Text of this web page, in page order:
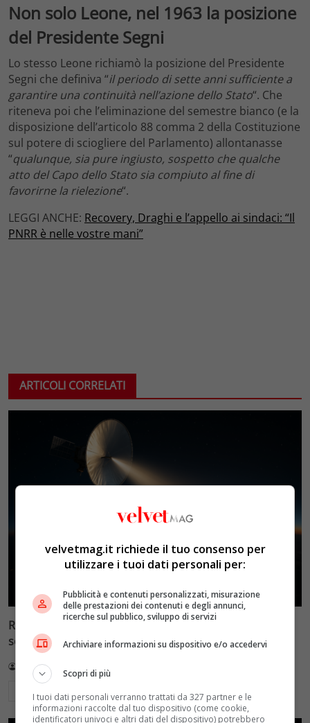
Non solo Leone, nel 1963 la posizione
del Presidente Segni
Lo stesso Leone richiamò la posizione del Presidente
Segni che definiva “il periodo di sette anni sufficiente a
garantire una continuità nell’azione dello Stato“. Che
riteneva poi che l’eliminazione del semestre bianco (e la
disposizione dell’articolo 88 comma 2 della Costituzione
sul potere di sciogliere del Parlamento) allontanasse
“qualunque, sia pure ingiusto, sospetto che qualche
atto del Capo dello Stato sia compiuto al fine di
favorirne la rielezione“.
LEGGI ANCHE: Recovery, Draghi e l’appello ai sindaci: “Il
PNRR è nelle vostre mani”
ARTICOLI CORRELATI
Reflect Orbital: gli specchi spaziali che promettono il
sole di notte (per 5mila dollari l’ora)
Redazione VelvetMAG
Leggi di più
velvetmag.it richiede il tuo consenso per
utilizzare i tuoi dati personali per:
Pubblicità e contenuti personalizzati, misurazione
delle prestazioni dei contenuti e degli annunci,
ricerche sul pubblico, sviluppo di servizi
Archiviare informazioni su dispositivo e/o accedervi
Scopri di più
I tuoi dati personali verranno trattati da 327 partner e le
informazioni raccolte dal tuo dispositivo (come cookie,
identificatori univoci e altri dati del dispositivo) potrebbero